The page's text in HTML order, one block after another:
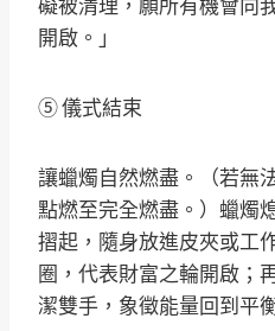
礙被清理，願所有機會向
開啟。」
⑤ 儀式結束
讓蠟燭自然燃盡。（若無
點燃至完全燃盡。）蠟燭
摺起，隨身放進皮夾或工
圈，代表財富之輪開啟；
潔雙手，象徵能量回到平